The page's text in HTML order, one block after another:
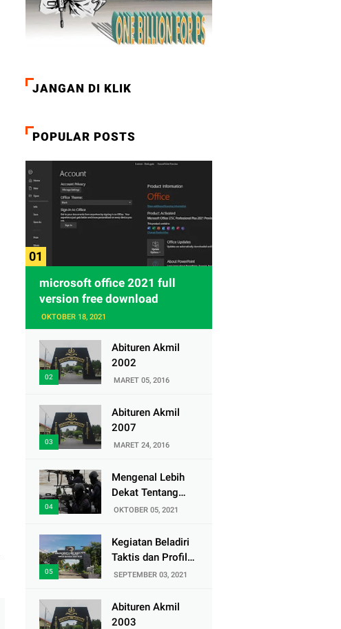
JANGAN DI KLIK
POPULAR POSTS
microsoft office 2021 full
version free download
OKTOBER 18, 2021
Abituren Akmil
2002
MARET 05, 2016
Abituren Akmil
2007
MARET 24, 2016
Mengenal Lebih
Dekat Tentang
Pasukan Elite
OKTOBER 05, 2021
Kegiatan Beladiri
Taktis dan Profil
Satuan Yonif
SEPTEMBER 03, 2021
Abituren Akmil
2003